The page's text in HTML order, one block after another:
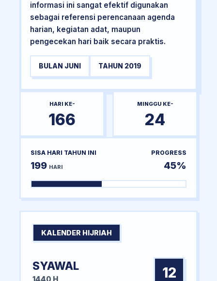
informasi ini sangat efektif digunakan
sebagai referensi perencanaan agenda
harian, kegiatan adat, maupun
pengecekan hari baik secara praktis.
BULAN JUNI TAHUN 2019
HARI KE-
166
MINGGU KE-
24
SISA HARI TAHUN INI
199 HARI
PROGRESS
45%
KALENDER HIJRIAH
SYAWAL
1440 H 12